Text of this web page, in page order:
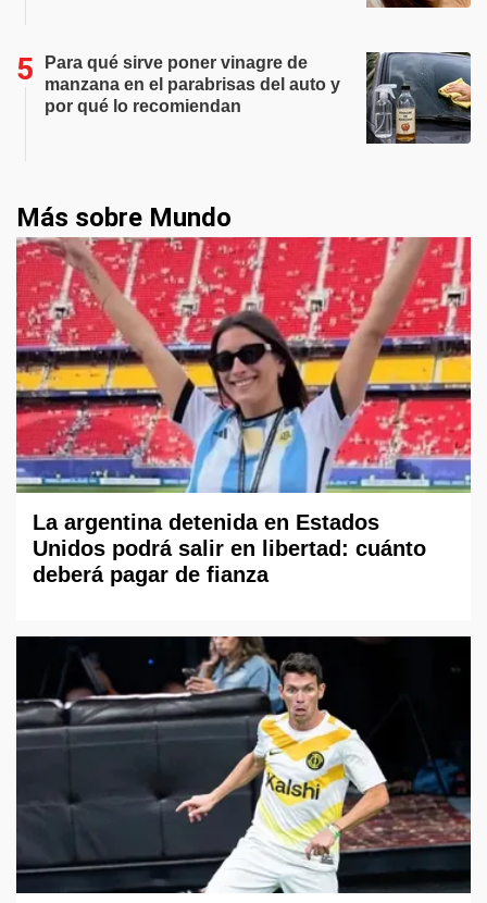
Para qué sirve poner vinagre de
manzana en el parabrisas del auto y
por qué lo recomiendan
Más sobre Mundo
La argentina detenida en Estados
Unidos podrá salir en libertad: cuánto
deberá pagar de fianza